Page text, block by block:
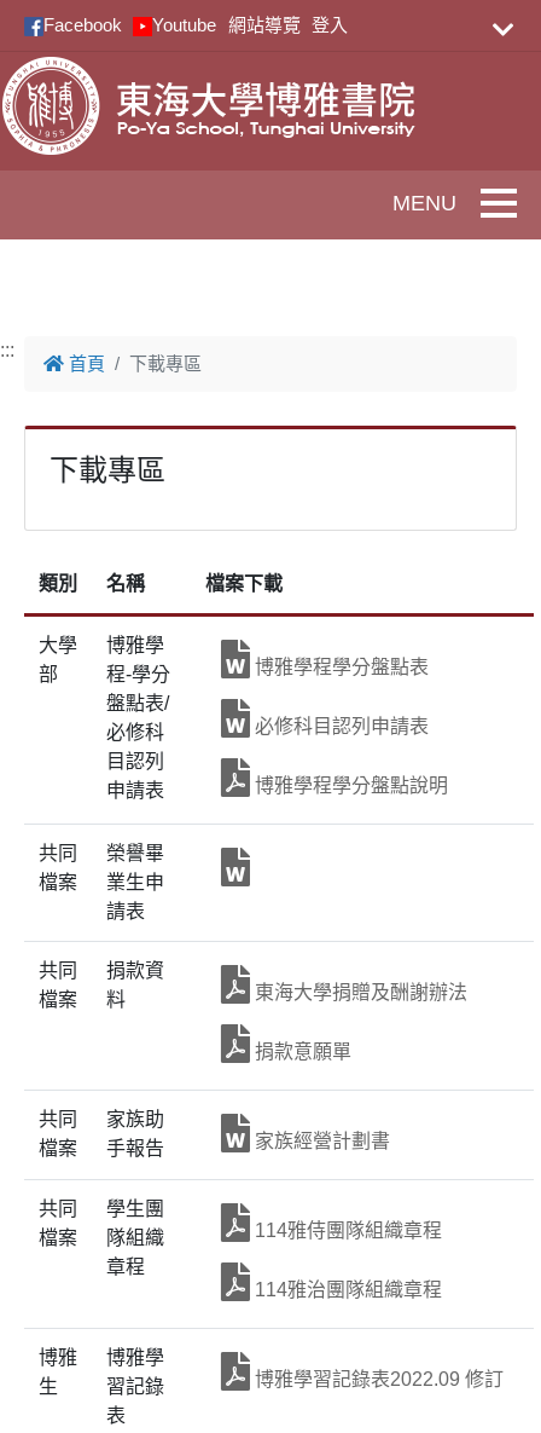
跳到主要內容
Facebook Youtube 網站導覽 登入
:::
首頁 下載專區
下載專區
類別 名稱 檔案下載
大學
部
博雅學
程-學分
盤點表/
必修科
目認列
申請表
博雅學程學分盤點表
必修科目認列申請表
博雅學程學分盤點說明
共同
檔案
榮譽畢
業生申
請表
共同
檔案
捐款資
料
東海大學捐贈及酬謝辦法
捐款意願單
共同
檔案
家族助
手報告
家族經營計劃書
共同
檔案
學生團
隊組織
章程
114雅侍團隊組織章程
114雅治團隊組織章程
博雅
生
博雅學
習記錄
表
博雅學習記錄表2022.09 修訂